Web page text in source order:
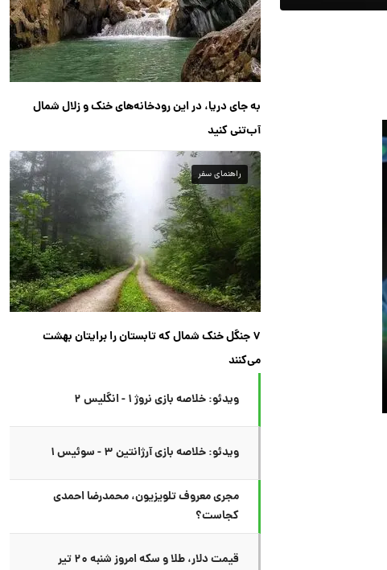
به جای دریا، در این رودخانه‌های خنک و زلال شمال
آب‌تنی کنید
راهنمای سفر
۷ جنگل خنک شمال که تابستان را برایتان بهشت
می‌کنند
ویدئو: خلاصه بازی نروژ ۱ - انگلیس ۲
ویدئو: خلاصه بازی آرژانتین ۳ - سوئیس ۱
مجری معروف تلویزیون، محمدرضا احمدی
کجاست؟
قیمت دلار، طلا و سکه امروز شنبه ۲۰ تیر